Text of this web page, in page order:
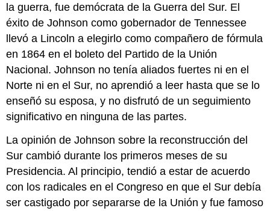
la guerra, fue demócrata de la Guerra del Sur. El
éxito de Johnson como gobernador de Tennessee
llevó a Lincoln a elegirlo como compañero de fórmula
en 1864 en el boleto del Partido de la Unión
Nacional. Johnson no tenía aliados fuertes ni en el
Norte ni en el Sur, no aprendió a leer hasta que se lo
enseñó su esposa, y no disfrutó de un seguimiento
significativo en ninguna de las partes.
La opinión de Johnson sobre la reconstrucción del
Sur cambió durante los primeros meses de su
Presidencia. Al principio, tendió a estar de acuerdo
con los radicales en el Congreso en que el Sur debía
ser castigado por separarse de la Unión y fue famoso